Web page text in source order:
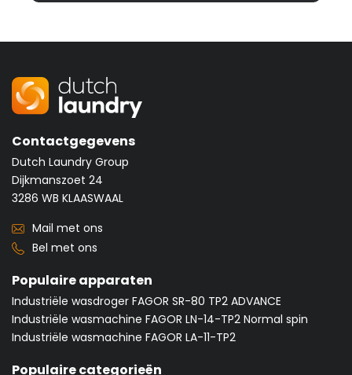
Contactgegevens
Dutch Laundry Group
Dijkmanszoet 24
3286 WB KLAASWAAL
Mail met ons
Bel met ons
Populaire apparaten
Industriële wasdroger FAGOR SR-80 TP2 ADVANCE
Industriële wasmachine FAGOR LN-14-TP2 Normal spin
Industriële wasmachine FAGOR LA-11-TP2
Populaire categorieën